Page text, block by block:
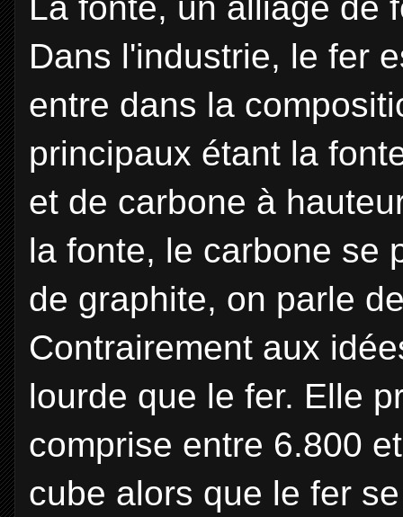
Dans l'industrie, le fer
entre dans la
principaux étant la
et de carbone à
la fonte, le carbone se
de graphite, on parle
Contrairement aux
lourde que le fer. Elle
comprise entre 6.800
cube alors que le fer